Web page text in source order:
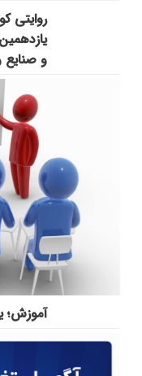
روایتی
و صنایع
آموزش؛